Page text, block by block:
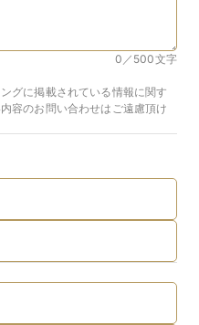
0／500文字
グに掲載されている情報に関す
容のお問い合わせはご遠慮頂け